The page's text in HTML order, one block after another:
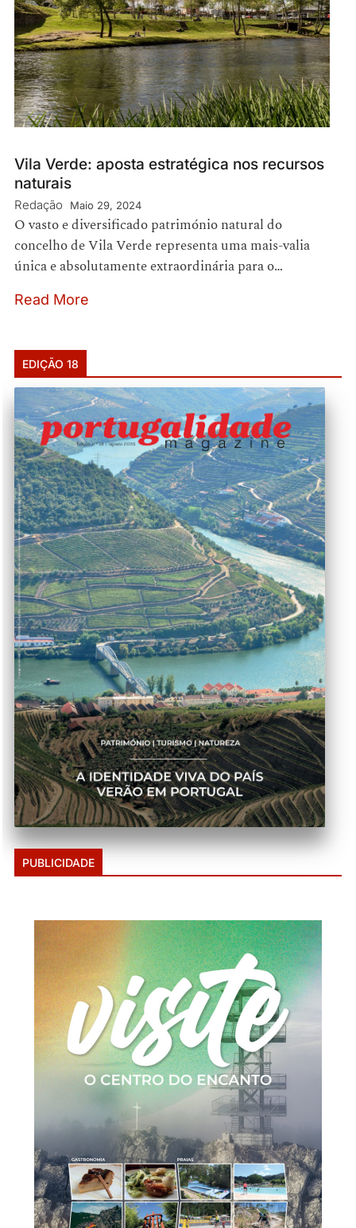
Vila Verde: aposta estratégica nos recursos
naturais
Redação Maio 29, 2024
O vasto e diversificado património natural do
concelho de Vila Verde representa uma mais-valia
única e absolutamente extraordinária para o…
Read More
EDIÇÃO 18
PUBLICIDADE